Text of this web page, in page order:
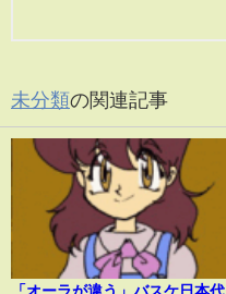
未分類の関連記事
「オーラが違う」バスケ日本代